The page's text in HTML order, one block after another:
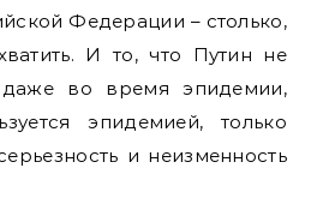
Федерации – столько,
И то, что Путин не
во время эпидемии,
эпидемией, только
и неизменность